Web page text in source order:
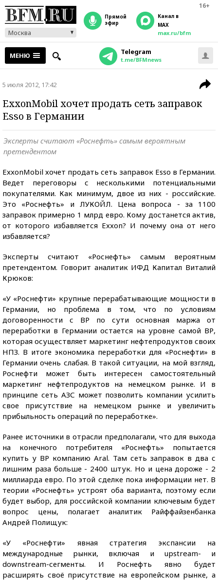
16+
Москва
прямой
эфир
Канал в
MAX
max.ru/bfm
МЕНЮ Telegram
t.me/BFMnews
5 июля 2012, 17:42
ExxonMobil хочет продать сеть заправок
Esso в Германии
Эксперты считают «Роснефть» самым вероятным
претендентом
ExxonMobil хочет продать сеть заправок Esso в Германии.
Ведет переговоры с несколькими потенциальными
покупателями. Как минимум, двое из них - российские.
Это «Роснефть» и ЛУКОЙЛ. Цена вопроса - за 1100
заправок примерно 1 млрд евро. Кому достанется актив,
от которого избавляется Exxon? И почему она от него
избавляется?
Эксперты считают «Роснефть» самым вероятным
претендентом. Говорит аналитик ИФД Капитал Виталий
Крюков:
«У «Роснефти» крупные перерабатывающие мощности в
Германии, но проблема в том, что по условиям
договоренности с ВР по сути основная маржа от
переработки в Германии остается на уровне самой ВР,
которая осуществляет маркетинг нефтепродуктов своих
НПЗ. В итоге экономика переработки для «Роснефти» в
Германии очень слабая. В такой ситуации, на мой взгляд,
Роснефти может быть интересен самостоятельный
маркетинг нефтепродуктов на немецком рынке. И в
принципе сеть АЗС может позволить компании усилить
свое присутствие на немецком рынке и увеличить
прибыльность операций по переработке».
Ранее источники в отрасли предполагали, что для выхода
на конечного потребителя «Роснефть» попытается
купить у ВР компанию Aral. Там сеть заправок в два с
лишним раза больше - 2400 штук. Но и цена дороже - 2
миллиарда евро. По этой сделке пока информации нет. В
теории «Роснефть» устроят оба варианта, поэтому если
будет выбор, для российской компании ключевым будет
вопрос цены, полагает аналитик Райффайзенбанка
Андрей Полищук:
«У «Роснефти» явная стратегия экспансии на
международные рынки, включая и upstream- и
downstream-сегменты. И Роснефть явно будет
расширять своё присутствие на европейском рынке, а